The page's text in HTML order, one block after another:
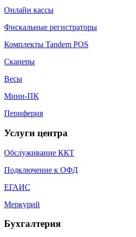
Онлайн кассы
Фискальные регистраторы
Комплекты Tandem POS
Сканеры
Весы
Мини-ПК
Периферия
Услуги центра
Обслуживание ККТ
Подключение к ОФД
ЕГАИС
Меркурий
Бухгалтерия